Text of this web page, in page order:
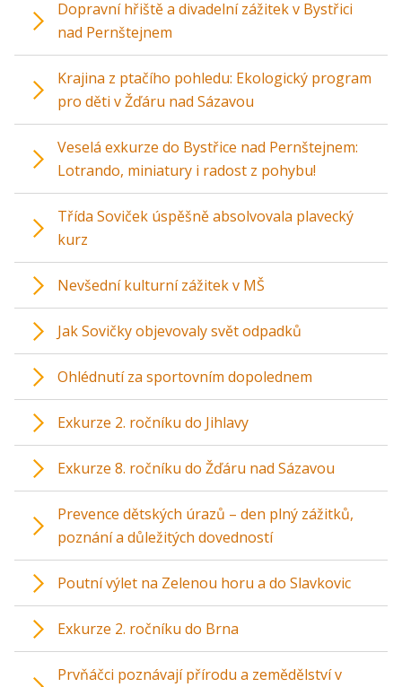
Dopravní hřiště a divadelní zážitek v Bystřici
nad Pernštejnem
Krajina z ptačího pohledu: Ekologický program
pro děti v Žďáru nad Sázavou
Veselá exkurze do Bystřice nad Pernštejnem:
Lotrando, miniatury i radost z pohybu!
Třída Soviček úspěšně absolvovala plavecký
kurz
Nevšední kulturní zážitek v MŠ
Jak Sovičky objevovaly svět odpadků
Ohlédnutí za sportovním dopolednem
Exkurze 2. ročníku do Jihlavy
Exkurze 8. ročníku do Žďáru nad Sázavou
Prevence dětských úrazů – den plný zážitků,
poznání a důležitých dovedností
Poutní výlet na Zelenou horu a do Slavkovic
Exkurze 2. ročníku do Brna
Prvňáčci poznávají přírodu a zemědělství v